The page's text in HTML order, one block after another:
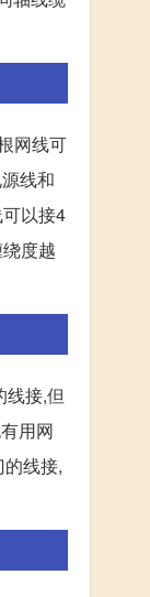
网线可
线和
以接4
度越
接,但
用网
线接,